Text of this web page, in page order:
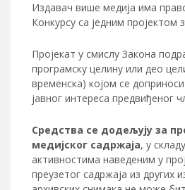
Издавач више медија има
Конкурсу са једним пројектом
Пројекат у смислу Закона
програмску целину или део
временска) којом се
јавног интереса предвиђеног
Средства се додељују за
медијског садржаја, у
активностима наведеним у
преузетог садржаја из других